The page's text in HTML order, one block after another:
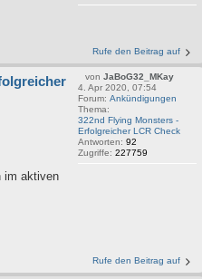
Rufe den Beitrag auf
vonJaBoG32_MKay
4. Apr 2020, 07:54
Forum:Ankündigungen
Thema:
322nd Flying Monsters -
Erfolgreicher LCR Check
Antworten:92
Zugriffe:227759
im aktiven
Rufe den Beitrag auf